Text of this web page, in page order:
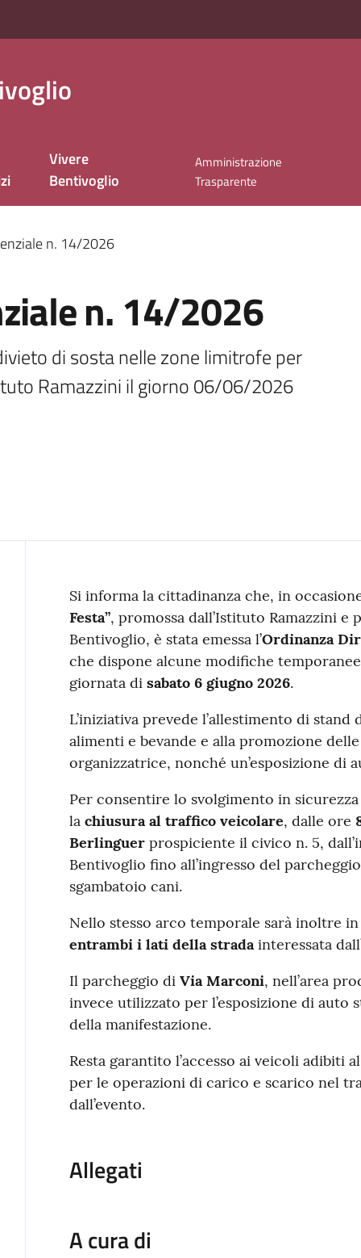
Vivere
Bentivoglio
Amministrazione
Trasparente
n. 14/2026
n. 14/2026
di sosta nelle zone limitrofe per
Ramazzini il giorno 06/06/2026
Contenuto
Si informa la cittadinanza che, in
Festa”, promossa dall’Istituto Ramazzini e
Bentivoglio, è stata emessa l’Ordinanza
che dispone alcune modifiche
giornata di sabato 6 giugno 2026.
L’iniziativa prevede l’allestimento di
alimenti e bevande e alla promozione
organizzatrice, nonché un’esposizione di
Per consentire lo svolgimento in
la chiusura al traffico veicolare, dalle ore
Berlinguerprospiciente il civico n. 5,
Bentivoglio fino all’ingresso del
sgambatoio cani.
Nello stesso arco temporale sarà inoltre
entrambi i lati della stradainteressata
Il parcheggio di Via Marconi, nell’area
invece utilizzato per l’esposizione di auto
della manifestazione.
Resta garantito l’accesso ai veicoli adibiti
per le operazioni di carico e scarico nel
dall’evento.
Allegati
A cura di